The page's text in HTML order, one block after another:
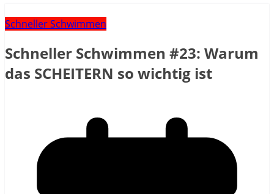
Schneller Schwimmen
Schneller Schwimmen #23: Warum
das SCHEITERN so wichtig ist